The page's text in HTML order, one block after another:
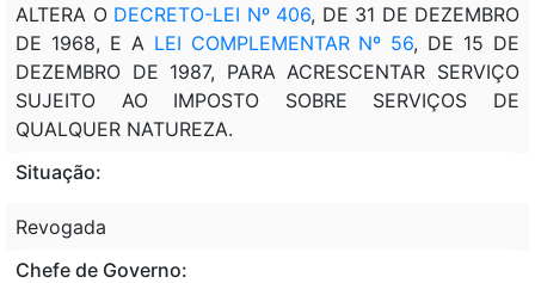
ALTERA O DECRETO-LEI Nº 406, DE 31 DE DEZEMBRO
DE 1968, E A LEI COMPLEMENTAR Nº 56, DE 15 DE
DEZEMBRO DE 1987, PARA ACRESCENTAR SERVIÇO
SUJEITO AO IMPOSTO SOBRE SERVIÇOS DE
QUALQUER NATUREZA.
Situação:
Revogada
Chefe de Governo: